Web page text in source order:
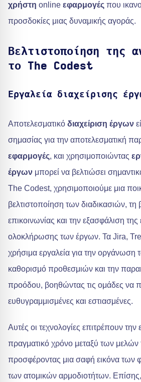
χρήστη online εφαρμογές που
προσδοκίες μιας δυναμικής αγοράς.
Βελτιστοποίηση της
το The Codest
Εργαλεία διαχείρισης
Αποτελεσματικό διαχείριση έργων
σημασίας για την αποτελεσματική
εφαρμογές, και χρησιμοποιώντας
έργων μπορεί να βελτιώσει
The Codest, χρησιμοποιούμε μια
βελτιστοποίηση των διαδικασιών, τη
επικοινωνίας και την εξασφάλιση της
ολοκλήρωσης των έργων. Τα Jira,
χρήσιμα εργαλεία για την οργάνωση
καθορισμό προθεσμιών και την
προόδου, βοηθώντας τις ομάδες να
ευθυγραμμισμένες και εστιασμένες.
Αυτές οι τεχνολογίες επιτρέπουν την
πραγματικό χρόνο μεταξύ των μελών
προσφέροντας μια σαφή εικόνα των
των ατομικών αρμοδιοτήτων.